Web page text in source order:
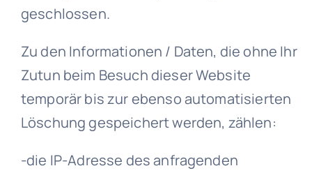
geschlossen.
Zu den Informationen / Daten, die ohne Ihr
Zutun beim Besuch dieser Website
temporär bis zur ebenso automatisierten
Löschung gespeichert werden, zählen:
-die IP-Adresse des anfragenden